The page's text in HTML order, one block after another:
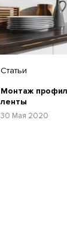
Статьи
Монтаж
ленты
30 Мая 2020